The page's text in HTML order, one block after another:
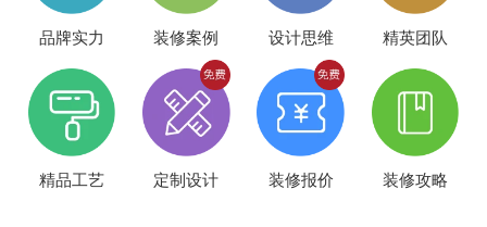
品牌实力 装修案例 设计思维 精英团队
精品工艺 定制设计 装修报价 装修攻略